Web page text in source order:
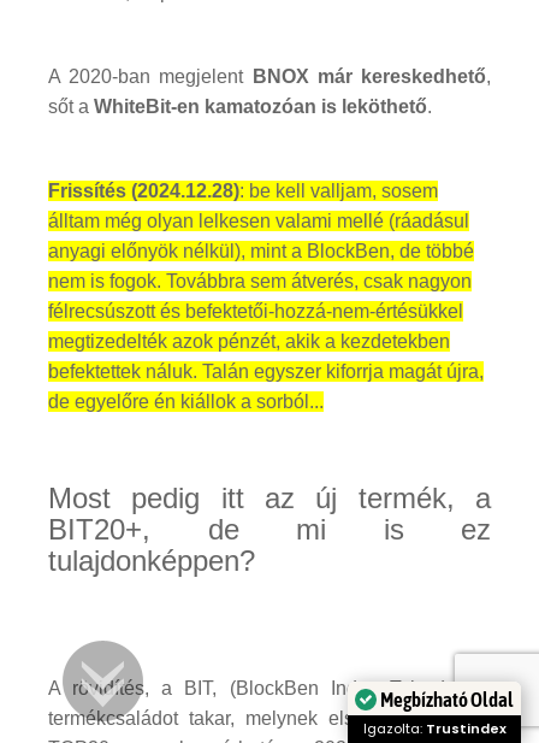
A 2020-ban megjelent BNOX már kereskedhető,
sőt a WhiteBit-en kamatozóan is leköthető.
Frissítés (2024.12.28): be kell valljam, sosem
álltam még olyan lelkesen valami mellé (ráadásul
anyagi előnyök nélkül), mint a BlockBen, de többé
nem is fogok. Továbbra sem átverés, csak nagyon
félrecsúszott és befektetői-hozzá-nem-értésükkel
megtizedelték azok pénzét, akik a kezdetekben
befektettek náluk. Talán egyszer kiforrja magát újra,
de egyelőre én kiállok a sorból...
Most pedig itt az új termék, a
BIT20+, de mi is ez
tulajdonképpen?
A rövidítés, a BIT, (BlockBen Index Token) egy
termékcsaládot takar, melynek első eleme a BIT
Megbízható Oldal
Igazolta: Trustindex